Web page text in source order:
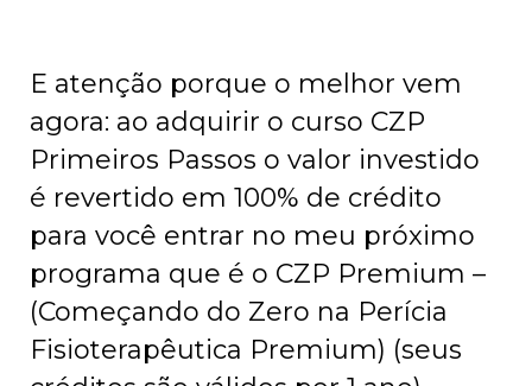
E atenção porque o melhor vem
agora: ao adquirir o curso CZP
Primeiros Passos o valor investido
é revertido em 100% de crédito
para você entrar no meu próximo
programa que é o CZP Premium –
(Começando do Zero na Perícia
Fisioterapêutica Premium) (seus